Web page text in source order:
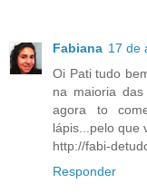
Fabiana 17 de
Oi Pati tudo
na maioria
agora to
lápis...pelo que
http://fabi-
Responder